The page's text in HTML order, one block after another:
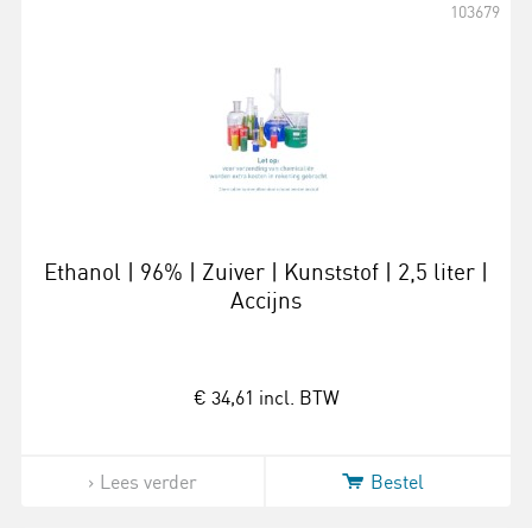
Ethanol | 96% | Zuiver | Kunststof | 2,5 liter |
Accijns
103679
€ 34,61 incl. BTW
Lees verder Bestel